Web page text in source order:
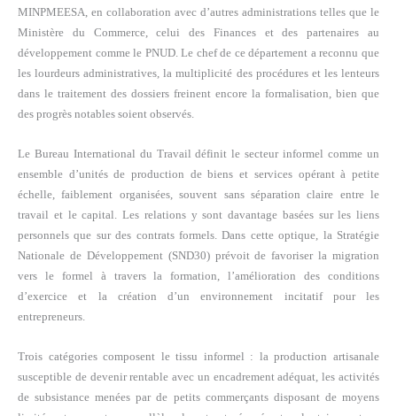
MINPMEESA, en collaboration avec d’autres administrations telles que le
Ministère du Commerce, celui des Finances et des partenaires au
développement comme le PNUD. Le chef de ce département a reconnu que
les lourdeurs administratives, la multiplicité des procédures et les lenteurs
dans le traitement des dossiers freinent encore la formalisation, bien que
des progrès notables soient observés.
Le Bureau International du Travail définit le secteur informel comme un
ensemble d’unités de production de biens et services opérant à petite
échelle, faiblement organisées, souvent sans séparation claire entre le
travail et le capital. Les relations y sont davantage basées sur les liens
personnels que sur des contrats formels. Dans cette optique, la Stratégie
Nationale de Développement (SND30) prévoit de favoriser la migration
vers le formel à travers la formation, l’amélioration des conditions
d’exercice et la création d’un environnement incitatif pour les
entrepreneurs.
Trois catégories composent le tissu informel : la production artisanale
susceptible de devenir rentable avec un encadrement adéquat, les activités
de subsistance menées par de petits commerçants disposant de moyens